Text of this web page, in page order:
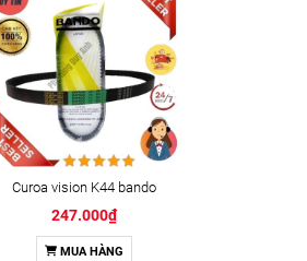
Curoa vision K44 bando
247.000₫
MUA HÀNG